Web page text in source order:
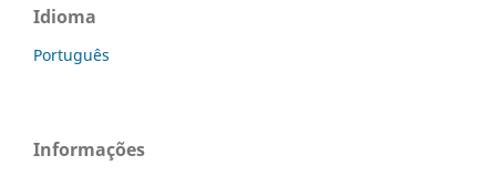
Idioma
Português
Informações